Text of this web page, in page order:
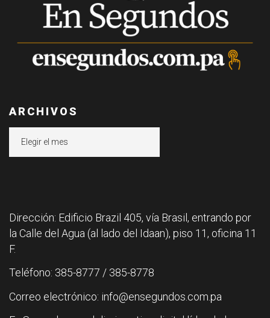
ARCHIVOS
Dirección: Edificio Brazil 405, vía Brasil, entrando por
la Calle del Agua (al lado del Idaan), piso 11, oficina 11
F.
Teléfono: 385-8777 / 385-8778
Correo electrónico: info@ensegundos.com.pa